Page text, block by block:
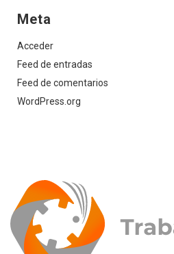
Meta
Acceder
Feed de entradas
Feed de comentarios
WordPress.org